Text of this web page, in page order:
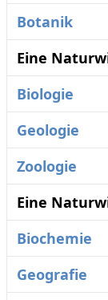
Botanik
Eine
Biologie
Geologie
Zoologie
Eine
Biochemie
Geografie